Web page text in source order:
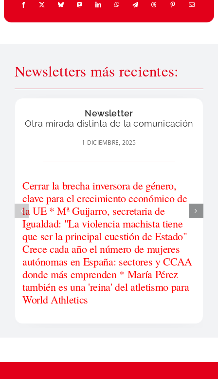
Newsletters más recientes:
Newsletter
Otra mirada distinta de la comunicación
1 DICIEMBRE, 2025
Cerrar la brecha inversora de género,
clave para el crecimiento económico de
la UE * Mª Guijarro, secretaria de
Igualdad: "La violencia machista tiene
que ser la principal cuestión de Estado"
Crece cada año el número de mujeres
autónomas en España: sectores y CCAA
donde más emprenden * María Pérez
también es una 'reina' del atletismo para
World Athletics